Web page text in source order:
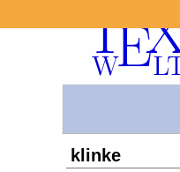
klinke